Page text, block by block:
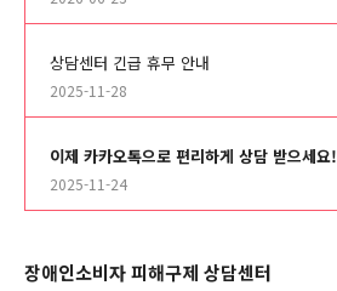
상담센터 긴급 휴무 안내
2025-11-28
이제 카카오톡으로 편리하게 상담 받으세요!
2025-11-24
장애인소비자 피해구제 상담센터